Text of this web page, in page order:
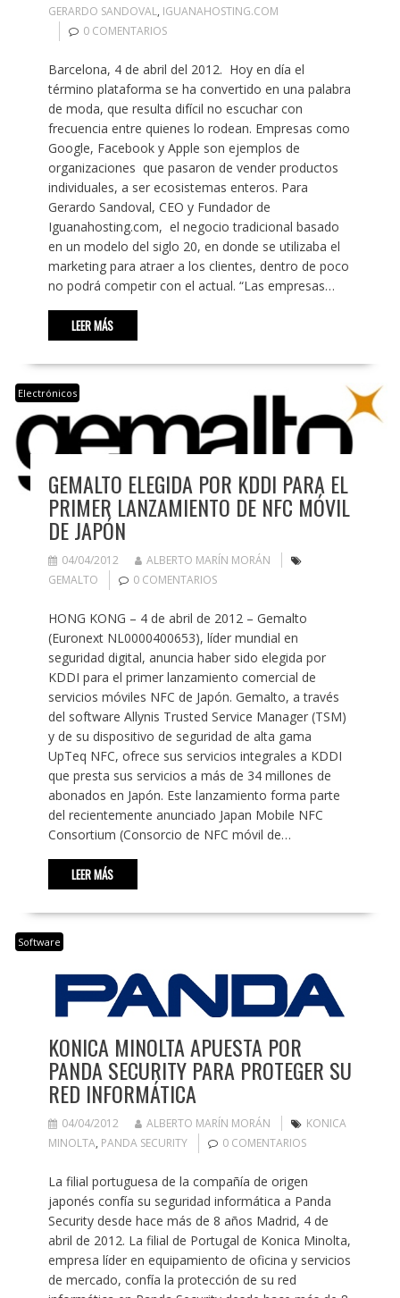
GERARDO SANDOVAL, IGUANAHOSTING.COM
0 COMENTARIOS
Barcelona, 4 de abril del 2012. Hoy en día el
término plataforma se ha convertido en una palabra
de moda, que resulta difícil no escuchar con
frecuencia entre quienes lo rodean. Empresas como
Google, Facebook y Apple son ejemplos de
organizaciones que pasaron de vender productos
individuales, a ser ecosistemas enteros. Para
Gerardo Sandoval, CEO y Fundador de
Iguanahosting.com, el negocio tradicional basado
en un modelo del siglo 20, en donde se utilizaba el
marketing para atraer a los clientes, dentro de poco
no podrá competir con el actual. “Las empresas…
LEER MÁS
Electrónicos
GEMALTO ELEGIDA POR KDDI PARA EL
PRIMER LANZAMIENTO DE NFC MÓVIL
DE JAPÓN
04/04/2012
ALBERTO MARÍN MORÁN
GEMALTO
0 COMENTARIOS
HONG KONG – 4 de abril de 2012 – Gemalto
(Euronext NL0000400653), líder mundial en
seguridad digital, anuncia haber sido elegida por
KDDI para el primer lanzamiento comercial de
servicios móviles NFC de Japón. Gemalto, a través
del software Allynis Trusted Service Manager (TSM)
y de su dispositivo de seguridad de alta gama
UpTeq NFC, ofrece sus servicios integrales a KDDI
que presta sus servicios a más de 34 millones de
abonados en Japón. Este lanzamiento forma parte
del recientemente anunciado Japan Mobile NFC
Consortium (Consorcio de NFC móvil de…
LEER MÁS
Software
KONICA MINOLTA APUESTA POR
PANDA SECURITY PARA PROTEGER SU
RED INFORMÁTICA
04/04/2012 ALBERTO MARÍN MORÁN
KONICA
MINOLTA, PANDA SECURITY 0 COMENTARIOS
La filial portuguesa de la compañía de origen
japonés confía su seguridad informática a Panda
Security desde hace más de 8 años Madrid, 4 de
abril de 2012. La filial de Portugal de Konica Minolta,
empresa líder en equipamiento de oficina y servicios
de mercado, confía la protección de su red